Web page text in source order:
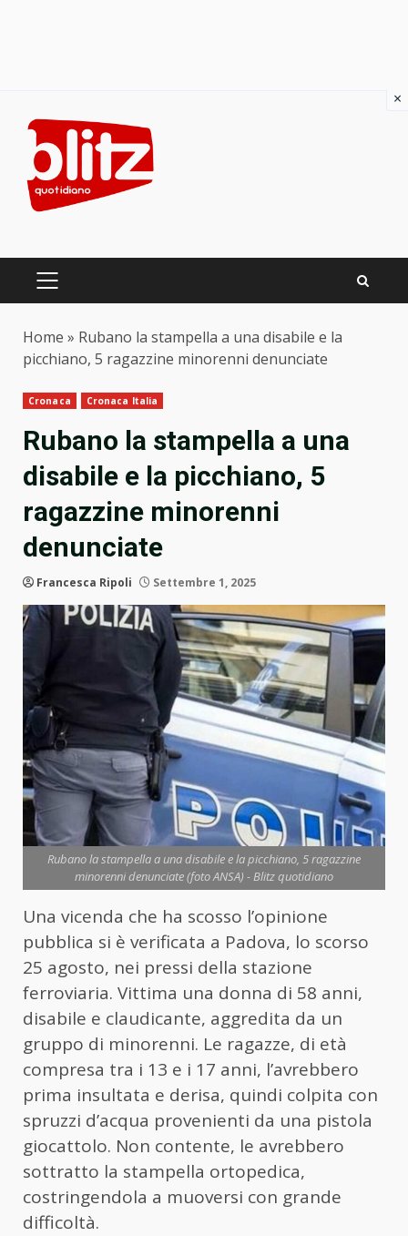
content
PRIMARY
Home » Rubano la stampella a una disabile e la
picchiano, 5 ragazzine minorenni denunciate
Cronaca Cronaca Italia
Rubano la stampella a una
disabile e la picchiano, 5
ragazzine minorenni
denunciate
Francesca Ripoli Settembre 1, 2025
Rubano la stampella a una disabile e la picchiano, 5 ragazzine
minorenni denunciate (foto ANSA) - Blitz quotidiano
Una vicenda che ha scosso l’opinione
pubblica si è verificata a Padova, lo scorso
25 agosto, nei pressi della stazione
ferroviaria. Vittima una donna di 58 anni,
disabile e claudicante, aggredita da un
gruppo di minorenni. Le ragazze, di età
compresa tra i 13 e i 17 anni, l’avrebbero
prima insultata e derisa, quindi colpita con
spruzzi d’acqua provenienti da una pistola
giocattolo. Non contente, le avrebbero
sottratto la stampella ortopedica,
costringendola a muoversi con grande
difficoltà.
×